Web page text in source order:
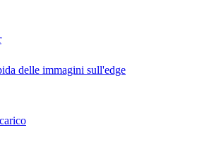
delle immagini sull'edge